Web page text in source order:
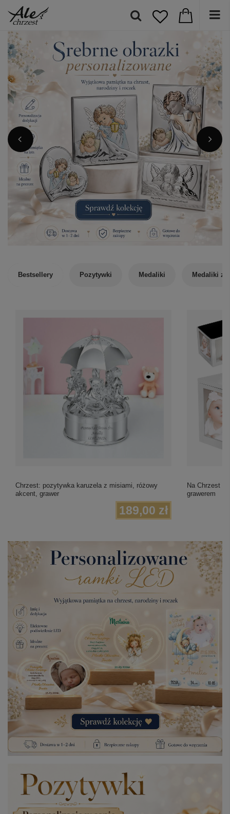
Bestsellery Pozytywki Medaliki Medaliki ze
Chrzest: pozytywka karuzela z misiami, różowy
akcent, grawer
189,00 zł
Na Chrzest i
grawerem